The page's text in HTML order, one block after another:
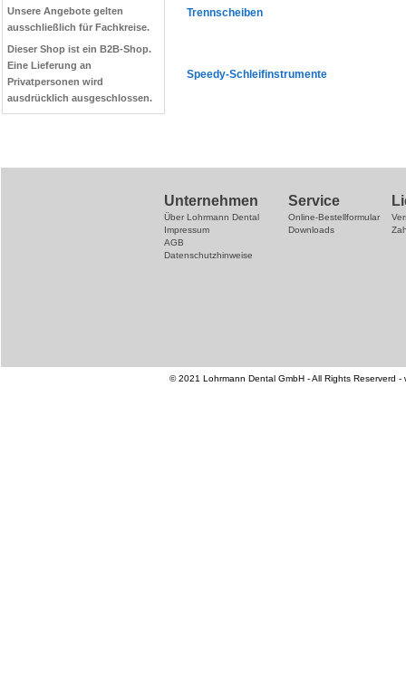
Unsere Angebote gelten
ausschließlich für Fachkreise.
Dieser Shop ist ein B2B-Shop.
Eine Lieferung an
Privatpersonen wird
ausdrücklich ausgeschlossen.
Trennscheiben
Speedy-Schleifinstrumente
Unternehmen
Über Lohrmann Dental
Impressum
AGB
Datenschutzhinweise
Service
Online-Bestellformular
Downloads
© 2021 Lohrmann Dental GmbH - All Rights Reserverd -